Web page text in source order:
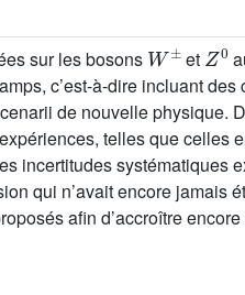
sur les bosons
W±
et
Z0
c’est-à-dire incluant
de nouvelle physique.
telles que
incertitudes systématiques
qui n’avait encore jamais
afin d’accroître